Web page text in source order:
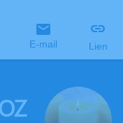
E-mail Lien